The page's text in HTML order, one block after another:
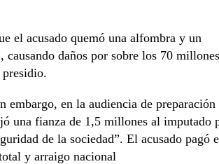
el acusado quemó una alfombra y un
daños por sobre los 70
en la audiencia de preparación
una fianza de 1,5 millones al imputado
de la sociedad”. El acusado pagó
y arraigo nacional